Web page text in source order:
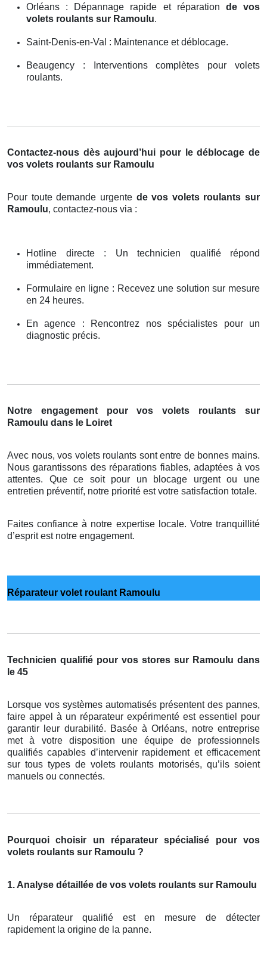
Orléans : Dépannage rapide et réparation de vos
volets roulants sur Ramoulu.
Saint-Denis-en-Val : Maintenance et déblocage.
Beaugency : Interventions complètes pour volets
roulants.
Contactez-nous dès aujourd’hui pour le déblocage de
vos volets roulants sur Ramoulu
Pour toute demande urgente de vos volets roulants sur
Ramoulu, contactez-nous via :
Hotline directe : Un technicien qualifié répond
immédiatement.
Formulaire en ligne : Recevez une solution sur mesure
en 24 heures.
En agence : Rencontrez nos spécialistes pour un
diagnostic précis.
Notre engagement pour vos volets roulants sur
Ramoulu dans le Loiret
Avec nous, vos volets roulants sont entre de bonnes mains.
Nous garantissons des réparations fiables, adaptées à vos
attentes. Que ce soit pour un blocage urgent ou une
entretien préventif, notre priorité est votre satisfaction totale.
Faites confiance à notre expertise locale. Votre tranquillité
d’esprit est notre engagement.
Réparateur volet roulant Ramoulu
Technicien qualifié pour vos stores sur Ramoulu dans
le 45
Lorsque vos systèmes automatisés présentent des pannes,
faire appel à un réparateur expérimenté est essentiel pour
garantir leur durabilité. Basée à Orléans, notre entreprise
met à votre disposition une équipe de professionnels
qualifiés capables d’intervenir rapidement et efficacement
sur tous types de volets roulants motorisés, qu’ils soient
manuels ou connectés.
Pourquoi choisir un réparateur spécialisé pour vos
volets roulants sur Ramoulu ?
1. Analyse détaillée de vos volets roulants sur Ramoulu
Un réparateur qualifié est en mesure de détecter
rapidement la origine de la panne.